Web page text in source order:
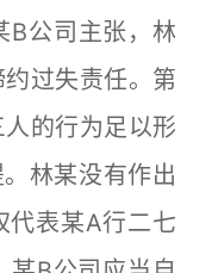
B公司主张，林
过失责任。第
的行为足以形
林某没有作出
代表某A行二七